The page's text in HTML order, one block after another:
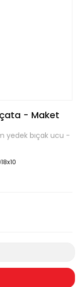
- Maket
yedek bıçak ucu -